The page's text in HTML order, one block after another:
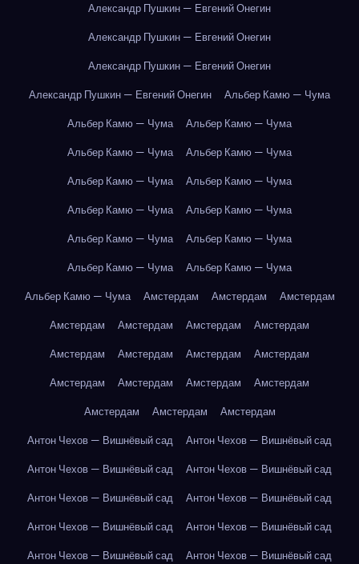
Александр Пушкин — Евгений Онегин
Александр Пушкин — Евгений Онегин
Александр Пушкин — Евгений Онегин
Александр Пушкин — Евгений Онегин
Альбер Камю — Чума
Альбер Камю — Чума
Альбер Камю — Чума
Альбер Камю — Чума
Альбер Камю — Чума
Альбер Камю — Чума
Альбер Камю — Чума
Альбер Камю — Чума
Альбер Камю — Чума
Альбер Камю — Чума
Альбер Камю — Чума
Альбер Камю — Чума
Альбер Камю — Чума
Альбер Камю — Чума
Амстердам Амстердам
Амстердам
Амстердам
Амстердам Амстердам
Амстердам
Амстердам
Амстердам Амстердам
Амстердам
Амстердам
Амстердам Амстердам
Амстердам
Амстердам
Амстердам
Амстердам
Антон Чехов — Вишнёвый сад
Антон Чехов — Вишнёвый сад
Антон Чехов — Вишнёвый сад
Антон Чехов — Вишнёвый сад
Антон Чехов — Вишнёвый сад
Антон Чехов — Вишнёвый сад
Антон Чехов — Вишнёвый сад
Антон Чехов — Вишнёвый сад
Антон Чехов — Вишнёвый сад
Антон Чехов — Вишнёвый сад